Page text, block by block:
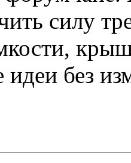
силу
идеи без